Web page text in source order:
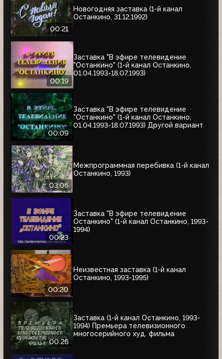
00:21
Новогодняя заставка (1-й канал
Останкино, 31.12.1992)
00:19
Заставка "В эфире телевидение
"Останкино" (1-й канал Останкино,
01.04.1993-18.07.1993)
00:09
Заставка "В эфире телевидение
"Останкино" (1-й канал Останкино,
01.04.1993-18.07.1993) Другой вариант
03:06
Межпрограммная перебивка (1-й канал
Останкино, 1993)
00:23
Заставка "В эфире телевидение
Останкино" (1-й канал Останкино, 1993-
1994)
00:20
Неизвестная заставка (1-й канал
Останкино, 1993-1995)
00:26
Заставка (1-й канал Останкино, 1993-
1994) Премьера телевизионного
многосерийного худ. фильма